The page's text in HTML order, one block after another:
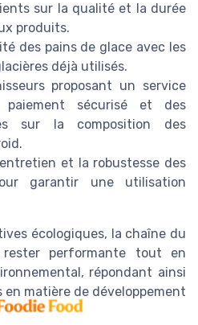
sur la qualité et la durée
produits.
des pains de glace avec les
déjà utilisés.
proposant un service
sécurisé et des
sur la composition des
et la robustesse des
garantir une utilisation
écologiques, la chaîne du
performante tout en
répondant ainsi
matière de développement